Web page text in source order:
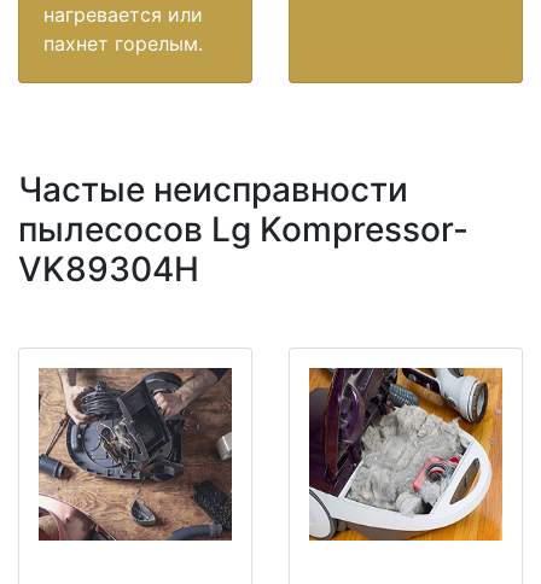
нагревается или
пахнет горелым.
Частые неисправности
пылесосов Lg Kompressor-
VK89304H